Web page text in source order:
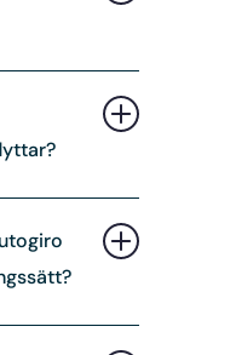
adress.
avtal
adress.